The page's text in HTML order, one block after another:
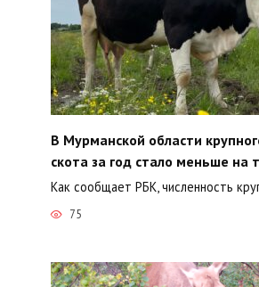
В Мурманской области
скота за год стало меньше на
Как сообщает РБК, численность
75